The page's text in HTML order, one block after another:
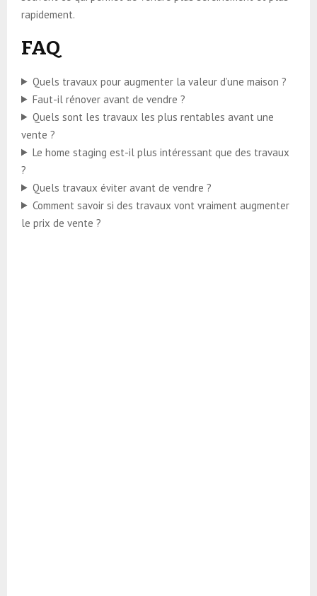
rapidement.
FAQ
Quels travaux pour augmenter la valeur d’une maison ?
Faut-il rénover avant de vendre ?
Quels sont les travaux les plus rentables avant une
vente ?
Le home staging est-il plus intéressant que des travaux
?
Quels travaux éviter avant de vendre ?
Comment savoir si des travaux vont vraiment augmenter
le prix de vente ?